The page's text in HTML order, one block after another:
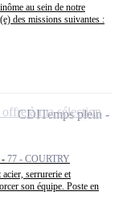
au sein de notre
des missions suivantes :
- 77 - COURTRY
serrurerie et
son équipe. Poste en
CDITemps plein
à ma sélection